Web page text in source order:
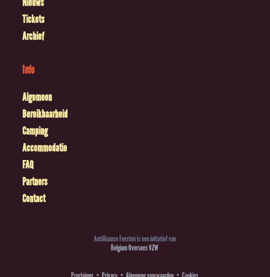
Tickets
Archief
Info
Algemeen
Bereikbaarheid
Camping
Accommodatie
FAQ
Partners
Contact
Antilliaanse Feesten is een initiatief van
Belgium Oversees VZW